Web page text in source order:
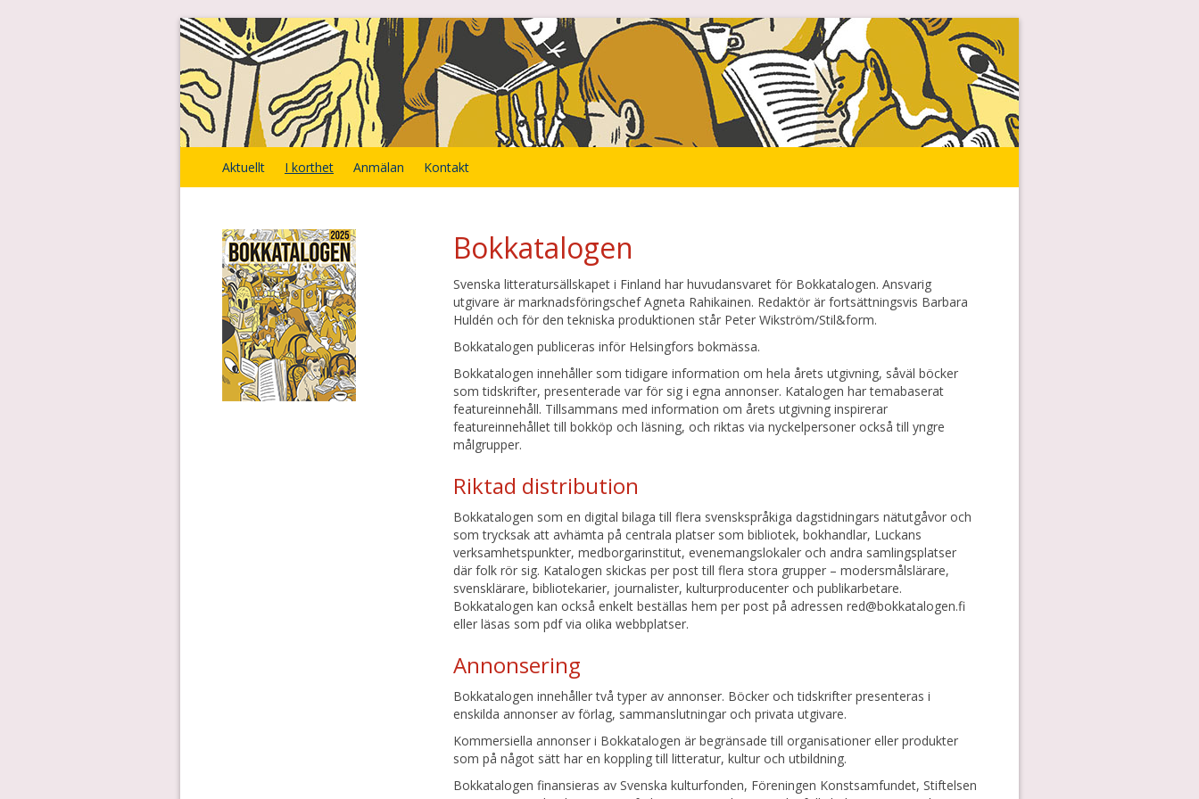
Aktuellt I korthet Anmälan Kontakt
Bokkatalogen
Svenska litteratursällskapet i Finland har huvudansvaret för Bokkatalogen. Ansvarig
utgivare är marknadsföringschef Agneta Rahikainen. Redaktör är fortsättningsvis Barbara
Huldén och för den tekniska produktionen står Peter Wikström/Stil&form.
Bokkatalogen publiceras inför Helsingfors bokmässa.
Bokkatalogen innehåller som tidigare information om hela årets utgivning, såväl böcker
som tidskrifter, presenterade var för sig i egna annonser. Katalogen har temabaserat
featureinnehåll. Tillsammans med information om årets utgivning inspirerar
featureinnehållet till bokköp och läsning, och riktas via nyckelpersoner också till yngre
målgrupper.
Riktad distribution
Bokkatalogen som en digital bilaga till flera svenskspråkiga dagstidningars nätutgåvor och
som trycksak att avhämta på centrala platser som bibliotek, bokhandlar, Luckans
verksamhetspunkter, medborgarinstitut, evenemangslokaler och andra samlingsplatser
där folk rör sig. Katalogen skickas per post till flera stora grupper – modersmålslärare,
svensklärare, bibliotekarier, journalister, kulturproducenter och publikarbetare.
Bokkatalogen kan också enkelt beställas hem per post på adressen red@bokkatalogen.fi
eller läsas som pdf via olika webbplatser.
Annonsering
Bokkatalogen innehåller två typer av annonser. Böcker och tidskrifter presenteras i
enskilda annonser av förlag, sammanslutningar och privata utgivare.
Kommersiella annonser i Bokkatalogen är begränsade till organisationer eller produkter
som på något sätt har en koppling till litteratur, kultur och utbildning.
Bokkatalogen finansieras av Svenska kulturfonden, Föreningen Konstsamfundet, Stiftelsen